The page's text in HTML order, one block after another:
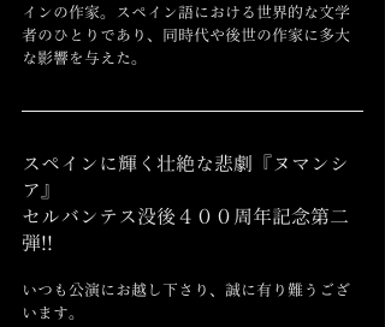
インの作家。スペイン語における世界的な文学
者のひとりであり、同時代や後世の作家に多大
な影響を与えた。
スペインに輝く壮絶な悲劇『ヌマンシ
ア』
セルバンテス没後４００周年記念第二
弾!!
いつも公演にお越し下さり、誠に有り難うござ
います。